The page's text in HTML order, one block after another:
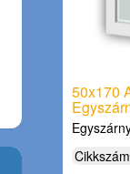
50x170
Cikkszám